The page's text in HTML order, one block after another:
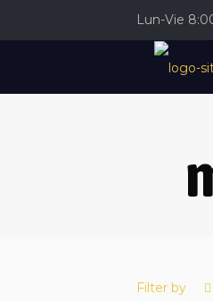
Lun-Vie
Filter by